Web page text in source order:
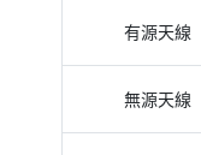
有源天線
無源天線